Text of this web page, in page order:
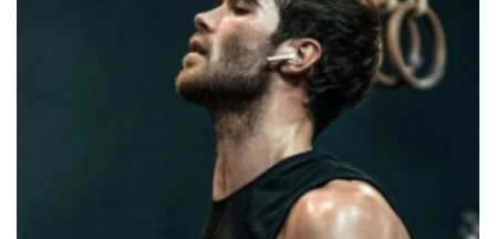
W naszym asortymencie dbamy o dostępność
przedmiotów ułatwiających przygotowywanie posiłków
płynnych. Każdy oferowany przez nas shaker posiada
wewnętrzne sitko, które błyskawicznie rozbija grudki w
każdym szejku. Te produkty przeznaczone dla
sportowców bez problemu znoszą mycie w zmywarkach
oraz niskie temperatury w lodówkach. Wytrzymują one
także podgrzewanie w mikrofalówkach, co czyni je
niezwykle uniwersalnym elementem wyposażenia każdego